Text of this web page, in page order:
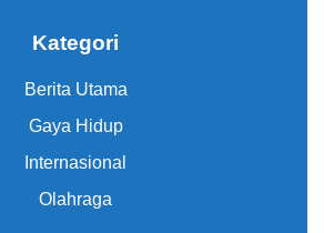
Kategori
Berita Utama
Gaya Hidup
Internasional
Olahraga